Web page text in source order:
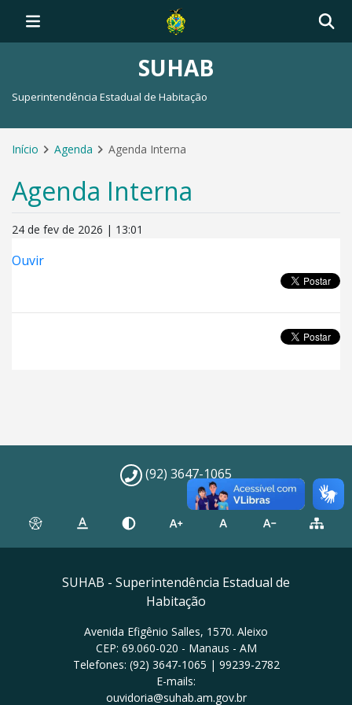
SUHAB
Superintendência Estadual de Habitação
Início Agenda Agenda Interna
Agenda Interna
24 de fev de 2026 | 13:01
Ouvir
(92) 3647-1065
SUHAB - Superintendência Estadual de
Habitação
Avenida Efigênio Salles, 1570. Aleixo
CEP: 69.060-020 - Manaus - AM
Telefones: (92) 3647-1065 | 99239-2782
E-mails:
ouvidoria@suhab.am.gov.br